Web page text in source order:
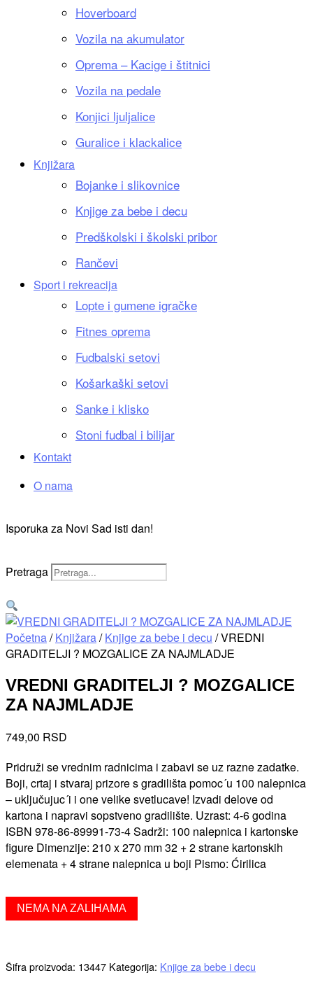
Hoverboard
Vozila na akumulator
Oprema – Kacige i štitnici
Vozila na pedale
Konjici ljuljalice
Guralice i klackalice
Knjižara
Bojanke i slikovnice
Knjige za bebe i decu
Predškolski i školski pribor
Rančevi
Sport i rekreacija
Lopte i gumene igračke
Fitnes oprema
Fudbalski setovi
Košarkaški setovi
Sanke i klisko
Stoni fudbal i bilijar
Kontakt
O nama
Isporuka za Novi Sad isti dan!
Pretraga
Početna/Knjižara/Knjige za bebe i decu / VREDNI
GRADITELJI ? MOZGALICE ZA NAJMLADJE
VREDNI GRADITELJI ? MOZGALICE
ZA NAJMLADJE
749,00 RSD
Pridruži se vrednim radnicima i zabavi se uz razne zadatke.
Boji, crtaj i stvaraj prizore s gradilišta pomoc´u 100 nalepnica
– uključujuc´i i one velike svetlucave! Izvadi delove od
kartona i napravi sopstveno gradilište. Uzrast: 4-6 godina
ISBN 978-86-89991-73-4 Sadrži: 100 nalepnica i kartonske
figure Dimenzije: 210 x 270 mm 32 + 2 strane kartonskih
elemenata + 4 strane nalepnica u boji Pismo: Ćirilica
NEMA NA ZALIHAMA
Šifra proizvoda: 13447 Kategorija: Knjige za bebe i decu